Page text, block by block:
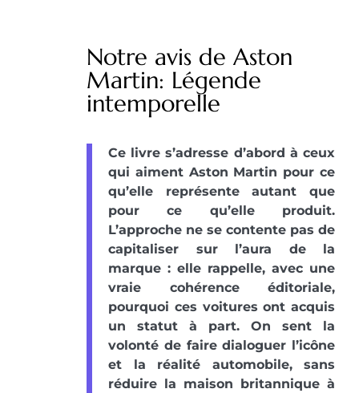
Notre avis de Aston
Martin: Légende
intemporelle
Ce livre s’adresse d’abord à ceux
qui aiment Aston Martin pour ce
qu’elle représente autant que
pour ce qu’elle produit.
L’approche ne se contente pas de
capitaliser sur l’aura de la
marque : elle rappelle, avec une
vraie cohérence éditoriale,
pourquoi ces voitures ont acquis
un statut à part. On sent la
volonté de faire dialoguer l’icône
et la réalité automobile, sans
réduire la maison britannique à